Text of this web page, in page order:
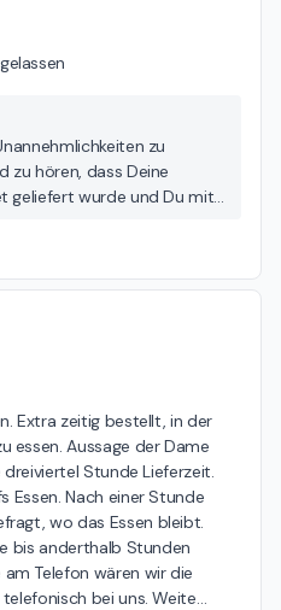
zu
zu hören, dass Deine
geliefert wurde und Du mit
daran, unseren Service
Extra zeitig bestellt, in der
essen. Aussage der Dame
Stunde Lieferzeit.
Essen. Nach einer Stunde
wo das Essen bleibt.
bis anderthalb Stunden
Telefon wären wir die
bei uns. Weite…